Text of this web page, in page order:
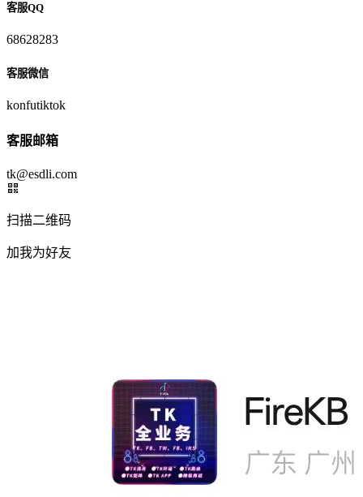
客服QQ
68628283
客服微信
konfutiktok
客服邮箱
tk@esdli.com
扫描二维码
加我为好友